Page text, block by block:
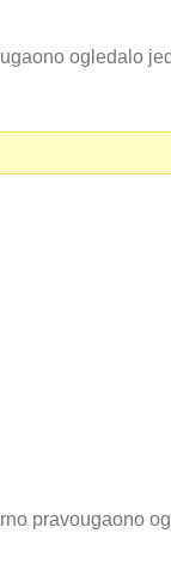
ogledalo
pravougaono